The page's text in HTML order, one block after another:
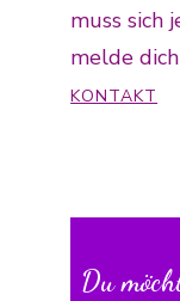
muss sich
melde
KONTAKT
Du